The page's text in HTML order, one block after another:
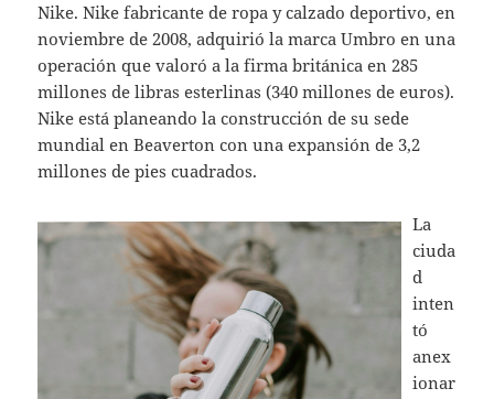
Nike. Nike fabricante de ropa y calzado deportivo, en
noviembre de 2008, adquirió la marca Umbro en una
operación que valoró a la firma británica en 285
millones de libras esterlinas (340 millones de euros).
Nike está planeando la construcción de su sede
mundial en Beaverton con una expansión de 3,2
millones de pies cuadrados.
La
ciuda
d
inten
tó
anex
ionar